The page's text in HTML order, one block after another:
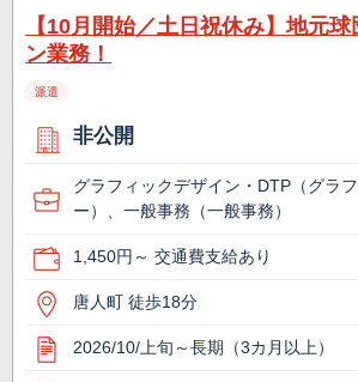
【10月開始／土日祝休み】地元
ン業務！
派遣
非公開
グラフィックデザイン・DTP（グラ
ー）、一般事務（一般事務）
1,450円～ 交通費支給あり
唐人町 徒歩18分
2026/10/上旬～長期（3カ月以上）